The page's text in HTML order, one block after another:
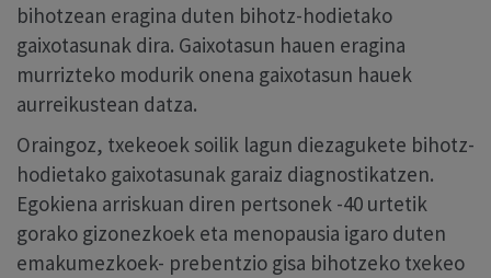
bihotzean eragina duten bihotz-hodietako
gaixotasunak dira. Gaixotasun hauen eragina
murrizteko modurik onena gaixotasun hauek
aurreikustean datza.
Oraingoz, txekeoek soilik lagun diezagukete bihotz-
hodietako gaixotasunak garaiz diagnostikatzen.
Egokiena arriskuan diren pertsonek -40 urtetik
gorako gizonezkoek eta menopausia igaro duten
emakumezkoek- prebentzio gisa bihotzeko txekeo